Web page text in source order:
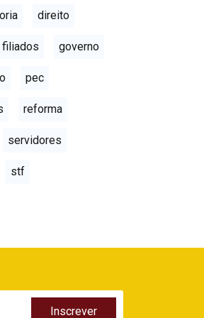
direito
filiados governo
pec
reforma
servidores
stf